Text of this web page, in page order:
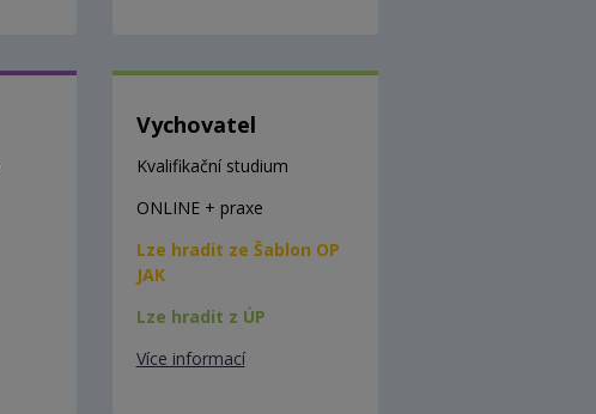
Vychovatel
Kvalifikační studium
ONLINE + praxe
Lze hradit ze Šablon OP
JAK
Lze hradit z ÚP
Více informací